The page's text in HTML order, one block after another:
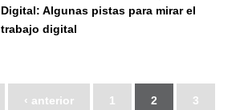
Digital: Algunas pistas para mirar el
trabajo digital
‹ anterior 1 2 3